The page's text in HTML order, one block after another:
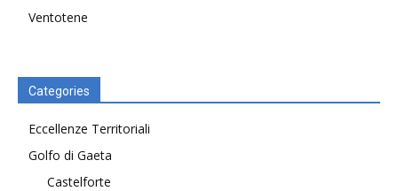
Ventotene
Categories
Eccellenze Territoriali
Golfo di Gaeta
Castelforte